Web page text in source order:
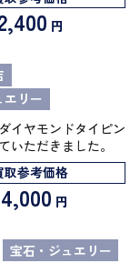
円
エリー
イヤモンドタイピン
いただきました。
取参考価格
円
宝石・ジュエリー